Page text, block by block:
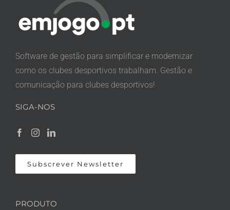
Software de gestão para simplificar e modernizar
como os clubes desportivos trabalham. Gestão e
comunicação para clubes desportivos!
SIGA-NOS
Subscrever Newsletter
PRODUTO